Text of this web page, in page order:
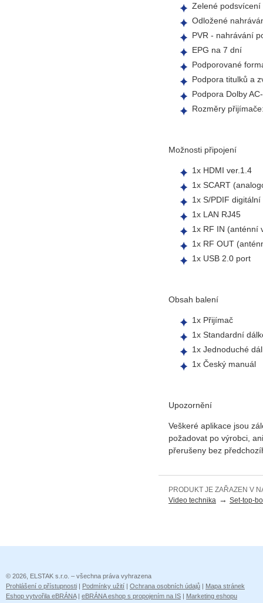
Zelené podsvícení
Odložené
PVR - nahrávání
EPG na 7 dní
Podporované
Podpora titulků a
Podpora Dolby
Rozměry
Možnosti připojení
1x HDMI ver.1.4
1x SCART
1x S/PDIF
1x LAN RJ45
1x RF IN (anténní
1x RF OUT
1x USB 2.0 port
Obsah balení
1x Přijímač
1x Standardní
1x Jednoduché
1x Český manuál
Upozornění
Veškeré aplikace jsou
požadovat po výrobci,
přerušeny bez
PRODUKT JE ZAŘAZEN V
Video technika → Set-top-
© 2026, ELSTAK s.r.o. – všechna práva vyhrazena
Prohlášení o přístupnosti | Podmínky užití | Ochrana osobních údajů | Mapa stránek
Eshop vytvořila eBRÁNA| eBRÁNA eshop s propojením na IS | Marketing eshopu